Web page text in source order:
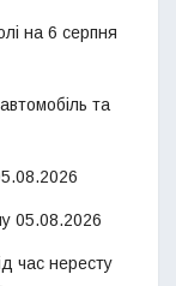
на 6 серпня
та
05.08.2026
час нересту